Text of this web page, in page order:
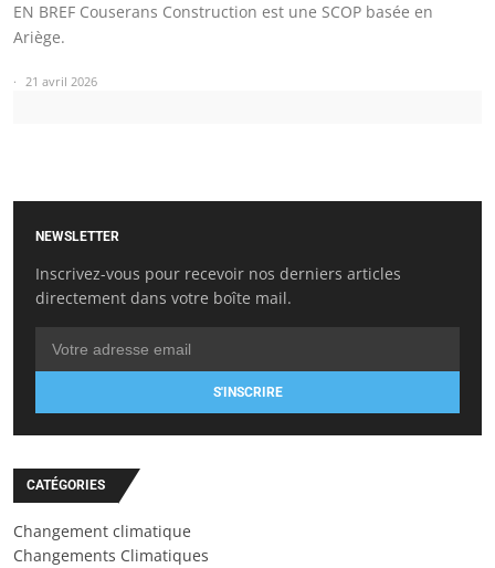
EN BREF Couserans Construction est une SCOP basée en
Ariège.
21 avril 2026
NEWSLETTER
Inscrivez-vous pour recevoir nos derniers articles
directement dans votre boîte mail.
S'INSCRIRE
CATÉGORIES
Changement climatique
Changements Climatiques